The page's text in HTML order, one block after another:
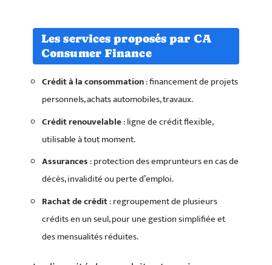
Les services proposés par CA
Consumer Finance
Crédit à la consommation: financement de projets
personnels, achats automobiles, travaux.
Crédit renouvelable: ligne de crédit flexible,
utilisable à tout moment.
Assurances: protection des emprunteurs en cas de
décès, invalidité ou perte d’emploi.
Rachat de crédit: regroupement de plusieurs
crédits en un seul, pour une gestion simplifiée et
des mensualités réduites.